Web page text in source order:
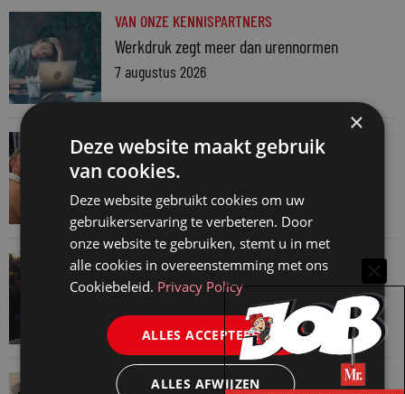
VAN ONZE KENNISPARTNERS
Werkdruk zegt meer dan urennormen
7 augustus 2026
VAN ONZE KENNISPARTNERS
Martin Woodward: waarom geen enkel
advocatenkantoor hetzelfde kan blijven
4 augustus 2026
VAN ONZE KENNISPARTNERS
Waarom standaard carrièrepaden talent
kosten
31 juli 2026
VAN ONZE KENNISPARTNERS
×
Deze website maakt gebruik
van cookies.
Deze website gebruikt cookies om uw
gebruikerservaring te verbeteren. Door
onze website te gebruiken, stemt u in met
alle cookies in overeenstemming met ons
Cookiebeleid. Privacy Policy
ALLES ACCEPTEREN
ALLES AFWIJZEN